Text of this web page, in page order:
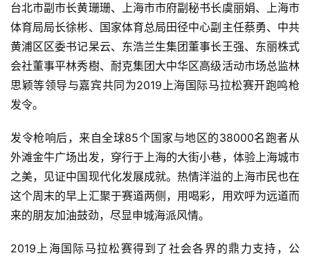
台北市副市长黄珊珊、上海市市府副秘书长虞丽娟、上海市
体育局局长徐彬、国家体育总局田径中心副主任蔡勇、中共
黄浦区区委书记杲云、东浩兰生集团董事长王强、东丽株式
会社董事平林秀樹、耐克集团大中华区高级活动市场总监林
思颖等领导与嘉宾共同为2019上海国际马拉松赛开跑鸣枪
发令。
发令枪响后，来自全球85个国家与地区的38000名跑者从
外滩金牛广场出发，穿行于上海的大街小巷，体验上海城市
之美，见证中国现代化发展成就。热情洋溢的上海市民也在
这个周末的早上汇聚于赛道两侧，用喝彩，用欢呼为远道而
来的朋友加油鼓劲，尽显申城海派风情。
2019上海国际马拉松赛得到了社会各界的鼎力支持，公